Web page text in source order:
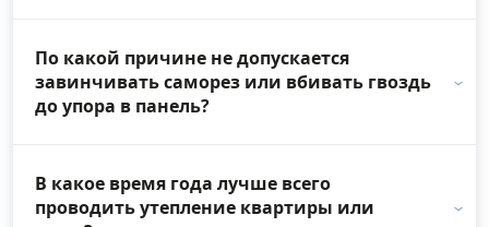
По какой причине не допускается
завинчивать саморез или вбивать гвоздь
до упора в панель?
В какое время года лучше всего
проводить утепление квартиры или